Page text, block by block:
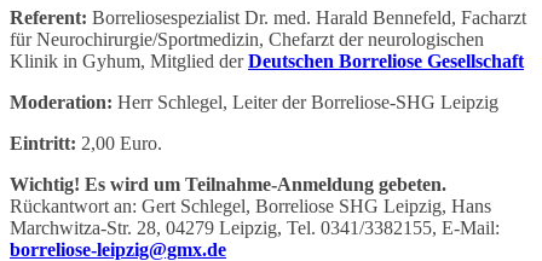
Referent: Borreliosespezialist Dr. med. Harald Bennefeld, Facharzt
für Neurochirurgie/Sportmedizin, Chefarzt der neurologischen
Klinik in Gyhum, Mitglied derDeutschen Borreliose Gesellschaft
Moderation: Herr Schlegel, Leiter der Borreliose-SHG Leipzig
Eintritt: 2,00 Euro.
Wichtig! Es wird um Teilnahme-Anmeldung gebeten.
Rückantwort an: Gert Schlegel, Borreliose SHG Leipzig, Hans
Marchwitza-Str. 28, 04279 Leipzig, Tel. 0341/3382155, E-Mail:
borreliose-leipzig@gmx.de